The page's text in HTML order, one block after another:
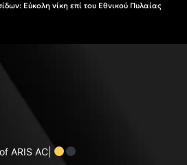
Εύκολη νίκη επί του Εθνικού Πυλαίας
ARIS AC|